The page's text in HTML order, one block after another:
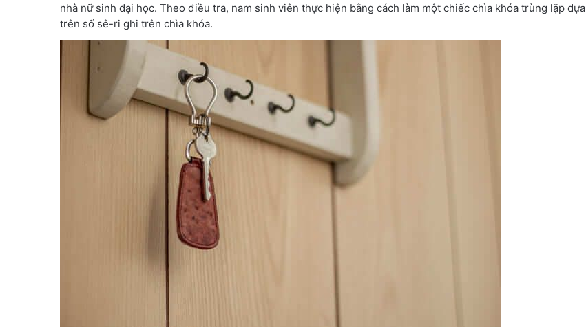
nhà nữ sinh đại học. Theo điều tra, nam sinh viên thực hiện bằng cách làm một chiếc chìa khóa trùng lặp dựa
trên số sê-ri ghi trên chìa khóa.